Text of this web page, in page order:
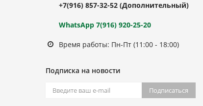
+7(916) 857-32-52 (Дополнительный)
WhatsApp 7(916) 920-25-20
Время работы: Пн-Пт (11:00 - 18:00)
Подписка на новости
Подписаться